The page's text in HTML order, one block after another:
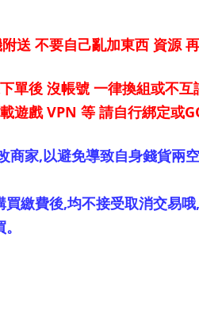
送 不要自己亂加東西 資源
單後 沒帳號 一律換組或不
遊戲 VPN 等 請自行綁定或
商家,以避免導致自身錢貨兩
繳費後,均不接受取消交易